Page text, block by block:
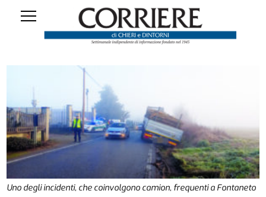
Uno degli incidenti, che coinvolgono camion, frequenti a Fontaneto